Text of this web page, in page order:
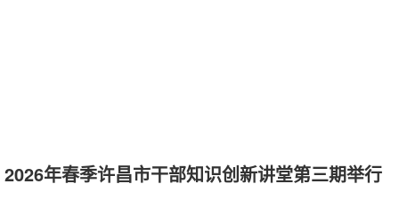
2026年春季许昌市干部知识创新讲堂第三期举行